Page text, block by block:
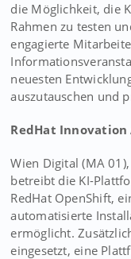
die Möglichkeit, die
Rahmen zu testen
engagierte
neuesten
auszutauschen und
RedHat Innovation
Wien Digital (MA
betreibt die KI-
RedHat OpenShift,
automatisierte
ermöglicht.
eingesetzt, eine